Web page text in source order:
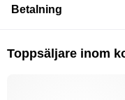
Betalning
Toppsäljare inom